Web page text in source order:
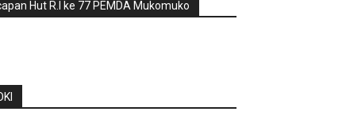
Hut R.I ke 77 PEMDA Mukomuko